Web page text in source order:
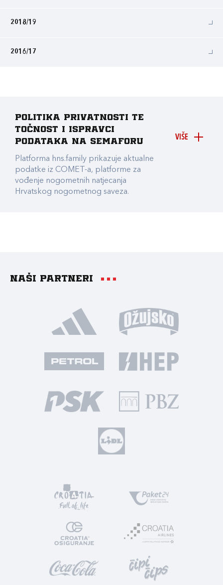
2018/19
2016/17
VIŠE
Politika privatnosti te
točnost i ispravci
podataka na Semaforu
Platforma hns.family prikazuje aktualne
podatke iz COMET-a, platforme za
vođenje nogometnih natjecanja
Hrvatskog nogometnog saveza.
Naši partneri